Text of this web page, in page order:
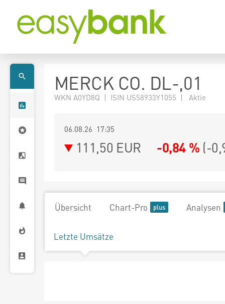
MERCK CO. DL-,01
WKN A0YD8Q | ISIN US58933Y1055 | Aktie
06.08.26 17:35
111,50 EUR -0,84 % (-
Übersicht Chart-Pro Analysen
Letzte Umsätze